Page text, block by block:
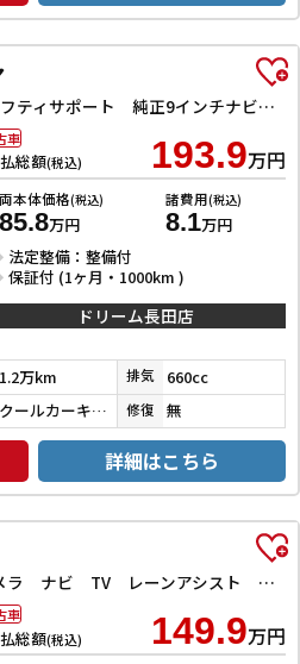
ハイブリッドXZ スズキセーフティサポート 純正9インチナビ TV Bluetooth対応 全方位カメラ 両側自動ドア ヘッドアップディスプレイ アダプティブクルーズコントロール ステアリングヒーター LEDヘッドライ
総額(税込) 193.9万円
本体価格(税込)
万円
諸費用(税込)
8.1万円
法定整備：整備付
保証付 (1ヶ月・1000km )
車
ドリーム長田店
1.2万km 排気 660cc
クールカーキパールメタリック／ガンメタリック 修復 無
詳細はこちら
G クエロ ETC バックカメラ ナビ TV レーンアシスト 衝突被害軽減システム 両側電動スライドドア オートマチックハイビーム オートライト LEDヘッドランプ スマートキー アイドリングストップ
総額(税込) 149.9万円
車